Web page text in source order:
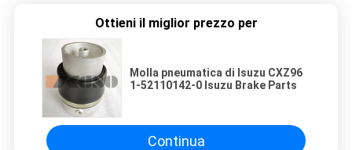
Ottieni il miglior prezzo per
Molla pneumatica di Isuzu CXZ96
1-52110142-0 Isuzu Brake Parts
Continua